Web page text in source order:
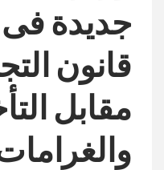
جديدة
قانون
مقابل